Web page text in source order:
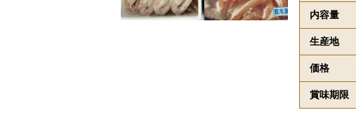
内容量
生産地
価格
賞味期限